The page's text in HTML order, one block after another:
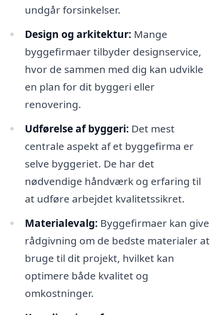
undgår forsinkelser.
Design og arkitektur: Mange
byggefirmaer tilbyder designservice,
hvor de sammen med dig kan udvikle
en plan for dit byggeri eller
renovering.
Udførelse af byggeri: Det mest
centrale aspekt af et byggefirma er
selve byggeriet. De har det
nødvendige håndværk og erfaring til
at udføre arbejdet kvalitetssikret.
Materialevalg: Byggefirmaer kan give
rådgivning om de bedste materialer at
bruge til dit projekt, hvilket kan
optimere både kvalitet og
omkostninger.